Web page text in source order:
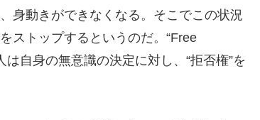
身動きができなくなる。そこでこの状況
ストップするというのだ。“Free
自身の無意識の決定に対し、“拒否権”を